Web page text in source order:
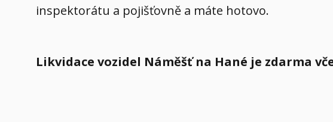
inspektorátu a pojišťovně a máte hotovo.
Likvidace vozidel Náměšť na Hané je zdarma